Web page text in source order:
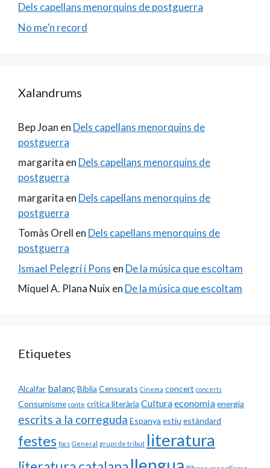
Dels capellans menorquins de postguerra
No me’n record
Xalandrums
Bep Joan en Dels capellans menorquins de
postguerra
margarita en Dels capellans menorquins de
postguerra
margarita en Dels capellans menorquins de
postguerra
Tomàs Orell en Dels capellans menorquins de
postguerra
Ismael Pelegrí i Pons en De la música que escoltam
Miquel A. Plana Nuix en De la música que escoltam
Etiquetes
Alcalfar balançBiblia Censurats Cinema concert concerts
Consumisme conte crítica literària Culturaeconomiaenergia
escrits a la correguda Espanya estiu estàndard
festes focs General grups de tribut literatura